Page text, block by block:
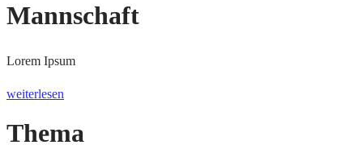
Mannschaft
Lorem Ipsum
weiterlesen
Thema